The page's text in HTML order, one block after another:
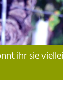
ihr sie